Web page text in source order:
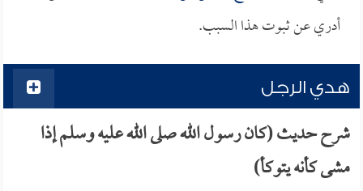
أدري عن ثبوت هذا السبب.
هدي الرجل
شرح حديث (كان رسول الله صلى الله عليه وسلم إذا
مشى كأنه يتوكأ)